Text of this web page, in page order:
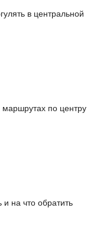
в центральной
по центру
и на что обратить